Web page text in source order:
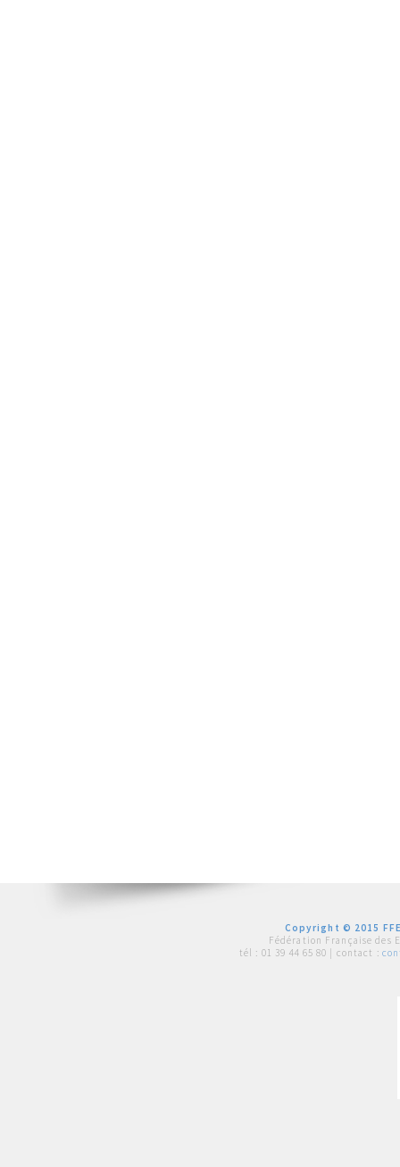
Copyright © 2015
Fédération Française des
tél : 01 39 44 65 80 | contact :